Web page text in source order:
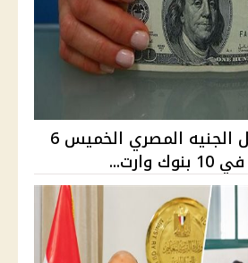
سعر الدولار مقابل الجنيه المصري الخميس 6